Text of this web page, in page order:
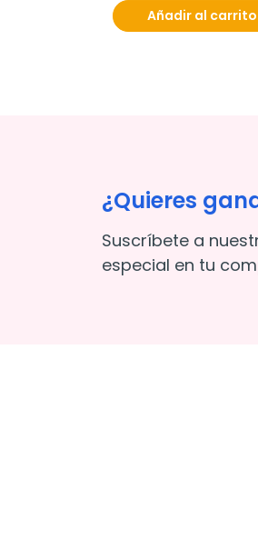
Añadir al carrito
¿Quieres
Suscríbete a
especial en tu